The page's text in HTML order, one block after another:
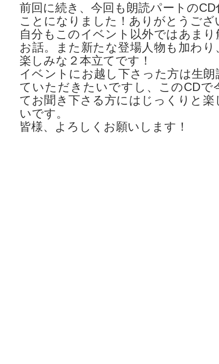
前回に続き、今回も朗読パートの
ことになりました！ありがとうござ
自分もこのイベント以外ではあま
お話。また新たな登場人物も加わ
楽しみな２本立てです！
イベントにお越し下さった方は生
ていただきたいですし、このCDで
てお聞き下さる方にはじっくりと
いです。
皆様、よろしくお願いします！